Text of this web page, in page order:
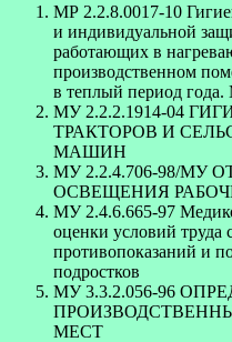
МР 2.2.8.0017-10
и индивидуальной
работающих в
производственном
в теплый период года.
МУ 2.2.2.1914-04
ТРАКТОРОВ И
МАШИН
МУ 2.2.4.706-98/МУ
ОСВЕЩЕНИЯ
МУ 2.4.6.665-97
оценки условий труда
противопоказаний и
подростков
МУ 3.3.2.056-96
МЕСТ